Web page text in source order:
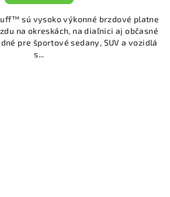
sú vysoko výkonné brzdové platne
na okreskách, na diaľnici aj občasné
pre športové sedany, SUV a vozidlá
s...